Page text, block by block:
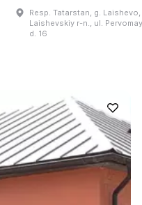
Resp. Tatarstan, g. Laishevo,
Laishevskiy r-n., ul.
d. 16